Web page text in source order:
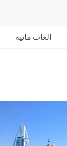
العاب مائيه